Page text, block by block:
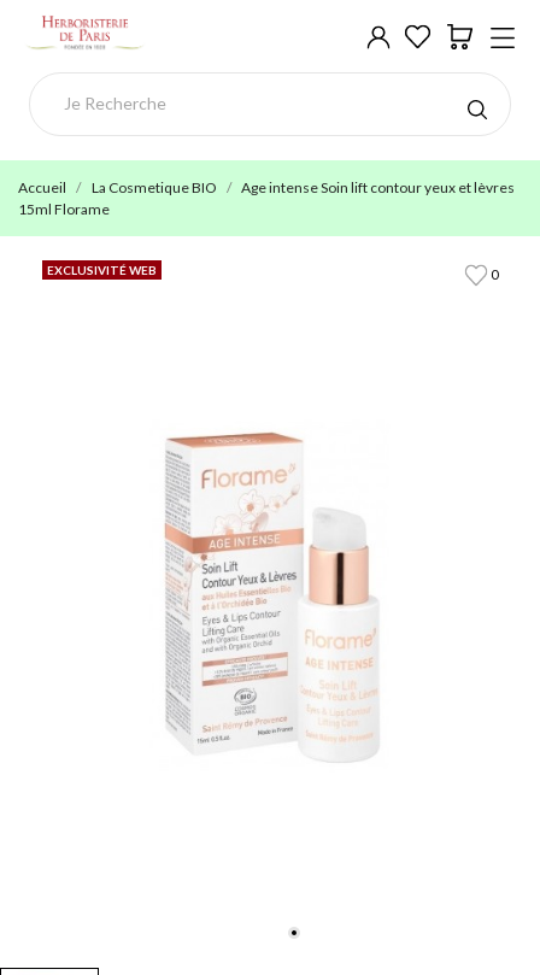
Accueil La Cosmetique BIO
Age intense Soin lift contour yeux et lèvres
15ml Florame
0
EXCLUSIVITÉ WEB